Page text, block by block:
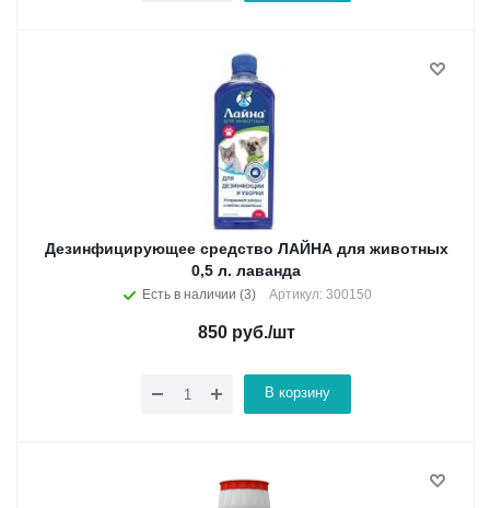
Дезинфицирующее средство ЛАЙНА для животных
0,5 л. лаванда
Есть в наличии (3) Артикул: 300150
850руб./шт
В корзину